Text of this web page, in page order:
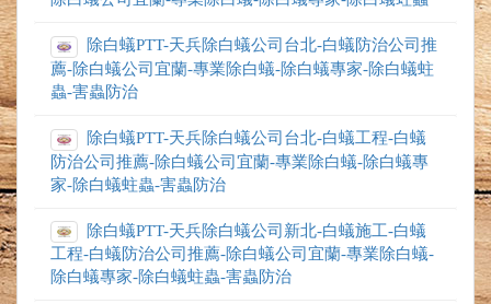
除白蟻PTT-天兵除白蟻公司台北-白蟻防治公司推
薦-除白蟻公司宜蘭-專業除白蟻-除白蟻專家-除白蟻蛀
蟲-害蟲防治
除白蟻PTT-天兵除白蟻公司台北-白蟻工程-白蟻
防治公司推薦-除白蟻公司宜蘭-專業除白蟻-除白蟻專
家-除白蟻蛀蟲-害蟲防治
除白蟻PTT-天兵除白蟻公司新北-白蟻施工-白蟻
工程-白蟻防治公司推薦-除白蟻公司宜蘭-專業除白蟻-
除白蟻專家-除白蟻蛀蟲-害蟲防治